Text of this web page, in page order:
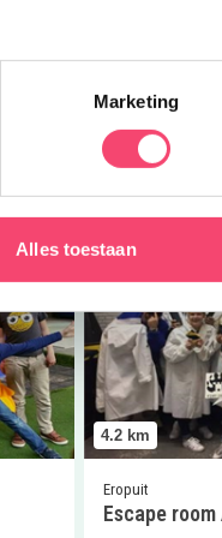
Marketing
Alles toestaan
Dwalen door
Lekker
zand in de Van
4.2 km
Eropuit
Escape
Lees meer